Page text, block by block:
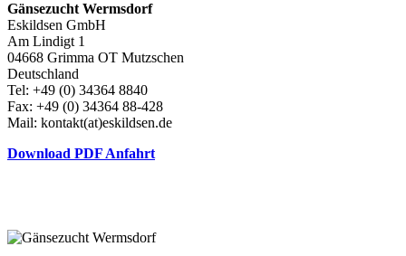
Gänsezucht Wermsdorf
Eskildsen GmbH
Am Lindigt 1
04668 Grimma OT Mutzschen
Deutschland
Tel: +49 (0) 34364 8840
Fax: +49 (0) 34364 88-428
Mail: kontakt(at)eskildsen.de
Download PDF Anfahrt